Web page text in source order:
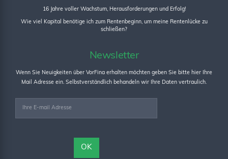
16 Jahre voller Wachstum, Herausforderungen und Erfolg!
Wie viel Kapital benötige ich zum Rentenbeginn, um meine Rentenlücke zu
schließen?
Newsletter
Wenn Sie Neuigkeiten über VorFina erhalten möchten geben Sie bitte hier Ihre
Mail Adresse ein. Selbstverständlich behandeln wir Ihre Daten vertraulich.